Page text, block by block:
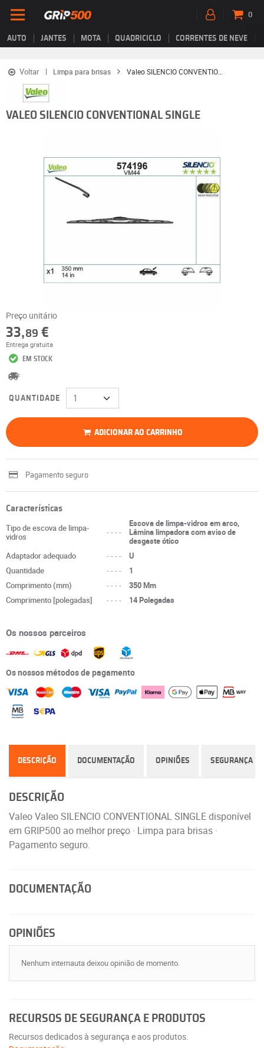
AUTO JANTES MOTA QUADRICICLO CORRENTES DE NEVE
0
Voltar Limpa para brisas Valeo SILENCIO CONVENTIONAL SINGLE
VALEO SILENCIO CONVENTIONAL SINGLE
Preço unitário
33,89 €
Entrega gratuita
EM STOCK
QUANTIDADE
ADICIONAR AO CARRINHO
Pagamento seguro
Características
Tipo de escova de limpa-
vidros
----
Escova de limpa-vidros em arco,
Lâmina limpadora com aviso de
desgaste ótico
Adaptador adequado
----
U
Quantidade
----
1
Comprimento (mm)
----
350 Mm
Comprimento [polegadas]
---- 14 Polegadas
Os nossos parceiros
Os nossos métodos de pagamento
DESCRIÇÃO DOCUMENTAÇÃO OPINIÕES SEGURANÇA
DESCRIÇÃO
Valeo Valeo SILENCIO CONVENTIONAL SINGLE disponível
em GRIP500 ao melhor preço · Limpa para brisas ·
Pagamento seguro.
DOCUMENTAÇÃO
OPINIÕES
Nenhum internauta deixou opinião de momento.
RECURSOS DE SEGURANÇA E PRODUTOS
Recursos dedicados à segurança e aos produtos.